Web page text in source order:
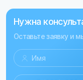
Нужна
Оставьте заявку и